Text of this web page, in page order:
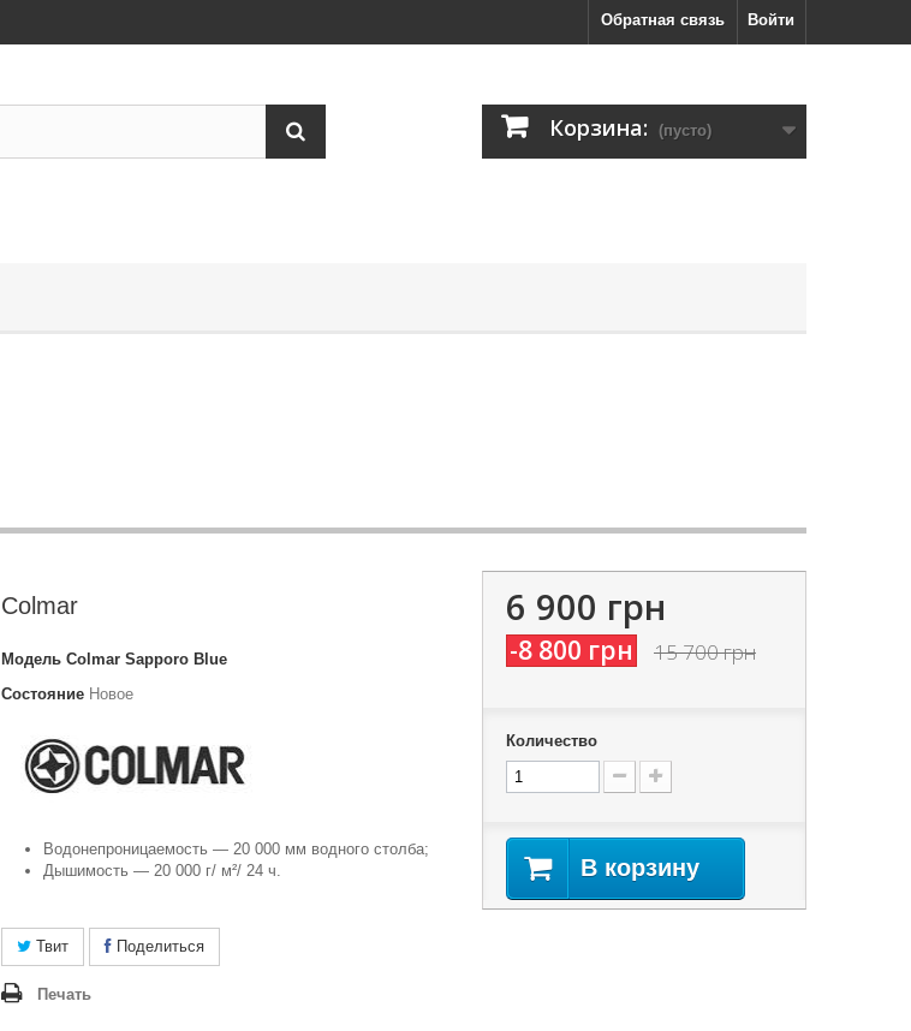
Войти
Обратная связь
Корзина: (пусто)
Colmar
Модель Colmar Sapporo Blue
Состояние Новое
Водонепроницаемость — 20 000 мм водного столба;
Дышимость — 20 000 г/ м²/ 24 ч.
Твит Поделиться
Печать
6 900 грн
-8 800 грн 15 700 грн
Количество
В корзину